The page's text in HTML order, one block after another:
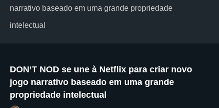
narrativo baseado em uma grande propriedade
intelectual
DON’T NOD se une à Netflix para criar novo
jogo narrativo baseado em uma grande
propriedade intelectual